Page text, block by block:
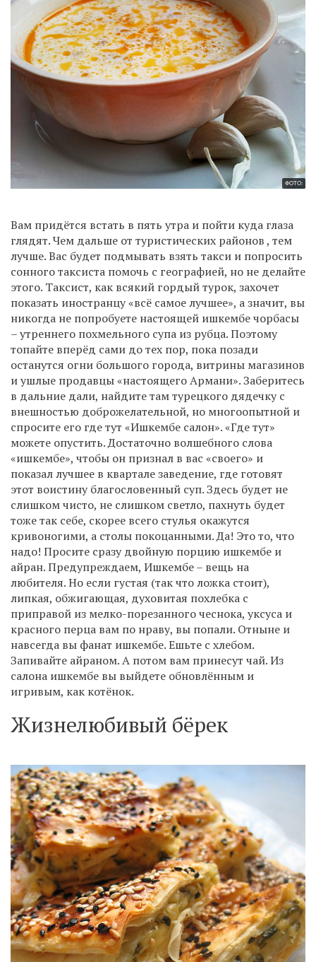
ФОТО:
Вам придётся встать в пять утра и пойти куда глаза
глядят. Чем дальше от туристических районов , тем
лучше. Вас будет подмывать взять такси и попросить
сонного таксиста помочь с географией, но не делайте
этого. Таксист, как всякий гордый турок, захочет
показать иностранцу «всё самое лучшее», а значит, вы
никогда не попробуете настоящей ишкембе чорбасы
– утреннего похмельного супа из рубца. Поэтому
топайте вперёд сами до тех пор, пока позади
останутся огни большого города, витрины магазинов
и ушлые продавцы «настоящего Армани». Заберитесь
в дальние дали, найдите там турецкого дядечку с
внешностью доброжелательной, но многоопытной и
спросите его где тут «Ишкембе салон». «Где тут»
можете опустить. Достаточно волшебного слова
«ишкембе», чтобы он признал в вас «своего» и
показал лучшее в квартале заведение, где готовят
этот воистину благословенный суп. Здесь будет не
слишком чисто, не слишком светло, пахнуть будет
тоже так себе, скорее всего стулья окажутся
кривоногими, а столы покоцанными. Да! Это то, что
надо! Просите сразу двойную порцию ишкембе и
айран. Предупреждаем, Ишкембе – вещь на
любителя. Но если густая (так что ложка стоит),
липкая, обжигающая, духовитая похлебка с
приправой из мелко-порезанного чеснока, уксуса и
красного перца вам по нраву, вы попали. Отныне и
навсегда вы фанат ишкембе. Ешьте с хлебом.
Запивайте айраном. А потом вам принесут чай. Из
салона ишкембе вы выйдете обновлённым и
игривым, как котёнок.
Жизнелюбивый бёрек